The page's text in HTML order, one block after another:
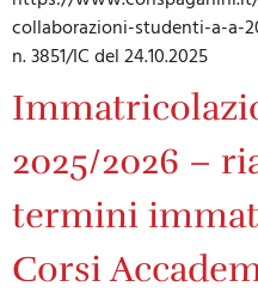
collaborazioni-studenti-a-a-
n. 3851/IC del 24.10.2025
2025/2026 –
termini
Corsi